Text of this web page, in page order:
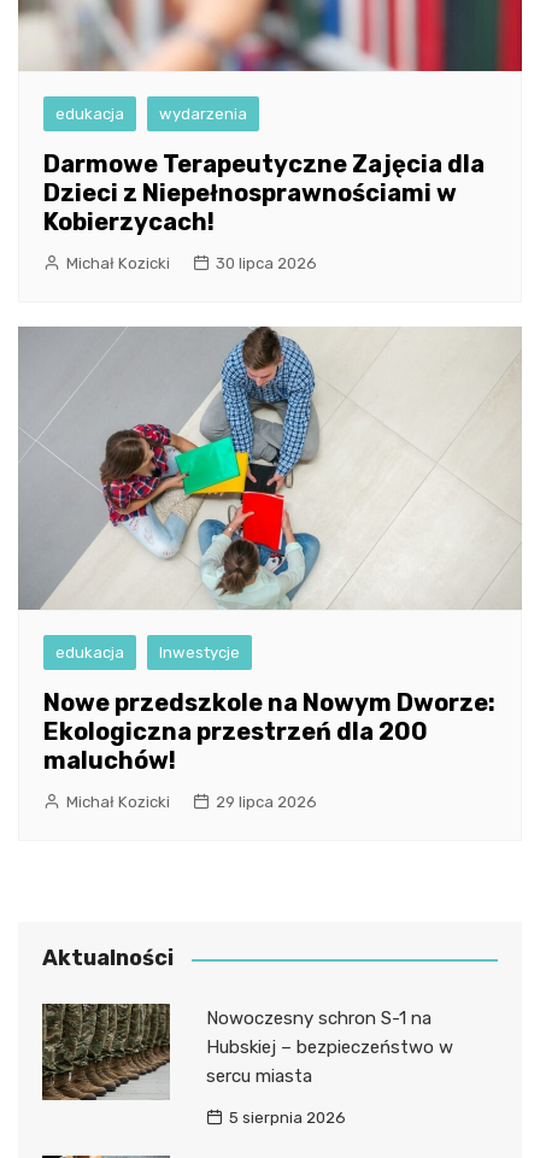
edukacja wydarzenia
Darmowe Terapeutyczne Zajęcia dla
Dzieci z Niepełnosprawnościami w
Kobierzycach!
Michał Kozicki 30 lipca 2026
edukacja Inwestycje
Nowe przedszkole na Nowym Dworze:
Ekologiczna przestrzeń dla 200
maluchów!
Michał Kozicki 29 lipca 2026
Aktualności
Nowoczesny schron S-1 na
Hubskiej – bezpieczeństwo w
sercu miasta
5 sierpnia 2026